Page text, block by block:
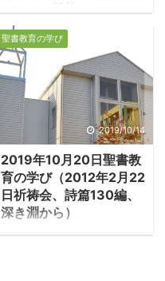
1.パウロ、ロ－マへ向
かって船出する ・パウ
ロは裁判を受けるために
ローマへ護送されること
になり、百人隊長ユリウ
スに身柄を預けられ、船
でローマへ向かう。カイ
ザリアを出港した船は陸
地沿いに航行し、クレタ
島までは順調な航海だっ
た。 －使徒27：1－
聖書教育の学び
2019/10/14
2019年10月20日聖書教
育の学び（2012年2月22
日祈祷会、詩篇130編、
深き淵から）
１．罪の赦しを求める悔